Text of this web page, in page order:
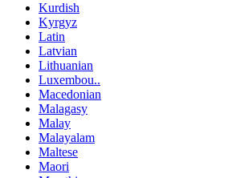
Kurdish
Kyrgyz
Latin
Latvian
Lithuanian
Luxembou..
Macedonian
Malagasy
Malay
Malayalam
Maltese
Maori